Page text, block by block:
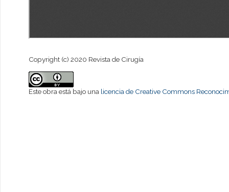
Copyright (c) 2020 Revista de Cirugía
Este obra está bajo una licencia de Creative Commons